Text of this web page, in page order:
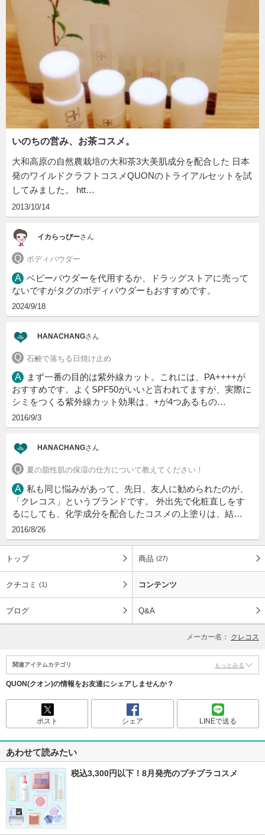
いのちの営み、お茶コスメ。
大和高原の自然農栽培の大和茶3大美肌成分を配合した 日本
発のワイルドクラフトコスメQUONのトライアルセットを試
してみました。 htt…
2013/10/14
イカらっぴーさん
ボディパウダー
ベビーパウダーを代用するか、ドラッグストアに売って
ないですがタグのボディパウダーもおすすめです。
2024/9/18
HANACHANGさん
石鹸で落ちる日焼け止め
まず一番の目的は紫外線カット。これには、PA++++が
おすすめです。よくSPF50がいいと言われてますが、実際に
シミをつくる紫外線カット効果は、+が4つあるもの…
2016/9/3
HANACHANGさん
夏の脂性肌の保湿の仕方について教えてください！
私も同じ悩みがあって、先日、友人に勧められたのが、
「クレコス」というブランドです。 外出先で化粧直しをす
るにしても、化学成分を配合したコスメの上塗りは、結…
2016/8/26
トップ 商品 (27)
クチコミ (1) コンテンツ
ブログ Q&A
メーカー名： クレコス
関連アイテムカテゴリ もっとみる
QUON(クオン)の情報をお友達にシェアしませんか？
ポスト シェア LINEで送る
あわせて読みたい
税込3,300円以下！8月発売のプチプラコスメ